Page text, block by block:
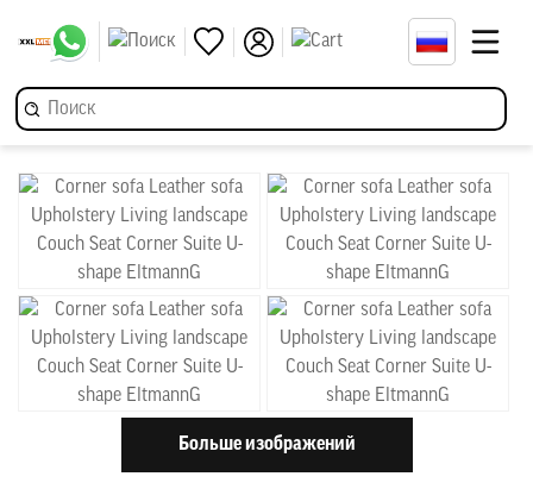
Больше изображений